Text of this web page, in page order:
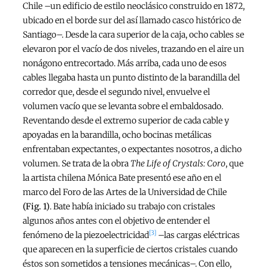
Chile –un edificio de estilo neoclásico construido en 1872,
ubicado en el borde sur del así llamado casco histórico de
Santiago–. Desde la cara superior de la caja, ocho cables se
elevaron por el vacío de dos niveles, trazando en el aire un
nonágono entrecortado. Más arriba, cada uno de esos
cables llegaba hasta un punto distinto de la barandilla del
corredor que, desde el segundo nivel, envuelve el
volumen vacío que se levanta sobre el embaldosado.
Reventando desde el extremo superior de cada cable y
apoyadas en la barandilla, ocho bocinas metálicas
enfrentaban expectantes, o expectantes nosotros, a dicho
volumen. Se trata de la obra The Life of Crystals: Coro, que
la artista chilena Mónica Bate presentó ese año en el
marco del Foro de las Artes de la Universidad de Chile
(Fig. 1). Bate había iniciado su trabajo con cristales
algunos años antes con el objetivo de entender el
fenómeno de la piezoelectricidad[3] –las cargas eléctricas
que aparecen en la superficie de ciertos cristales cuando
éstos son sometidos a tensiones mecánicas–. Con ello,